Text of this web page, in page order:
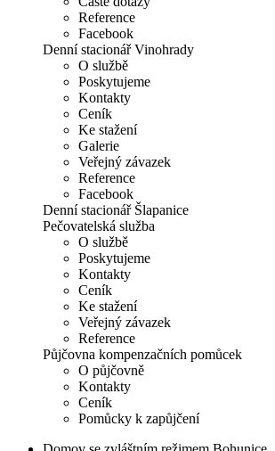
Reference
Facebook
Denní stacionář Vinohrady
O službě
Poskytujeme
Kontakty
Ceník
Ke stažení
Galerie
Veřejný závazek
Reference
Facebook
Denní stacionář Šlapanice
Pečovatelská služba
O službě
Poskytujeme
Kontakty
Ceník
Ke stažení
Veřejný závazek
Reference
Půjčovna kompenzačních pomůcek
O půjčovně
Kontakty
Ceník
Pomůcky k zapůjčení